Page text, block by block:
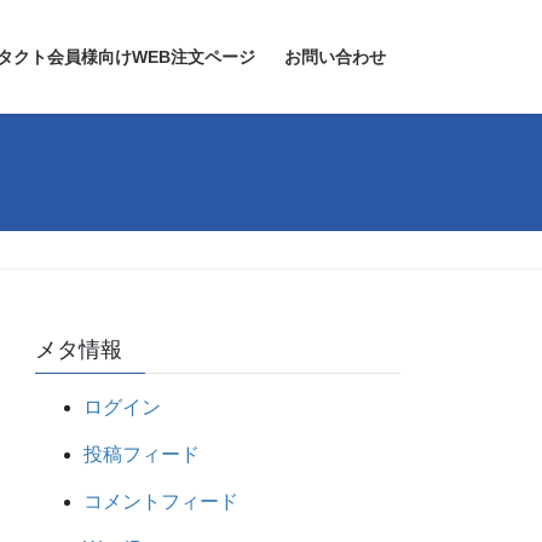
クト会員様向けWEB注文ページ お問い合わせ
メタ情報
ログイン
投稿フィード
コメントフィード